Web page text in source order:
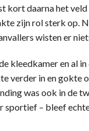
kort daarna het
zijn rol sterk op.
wisten er
kleedkamer en al
verder in en gokte
was ook in de
sportief – bleef